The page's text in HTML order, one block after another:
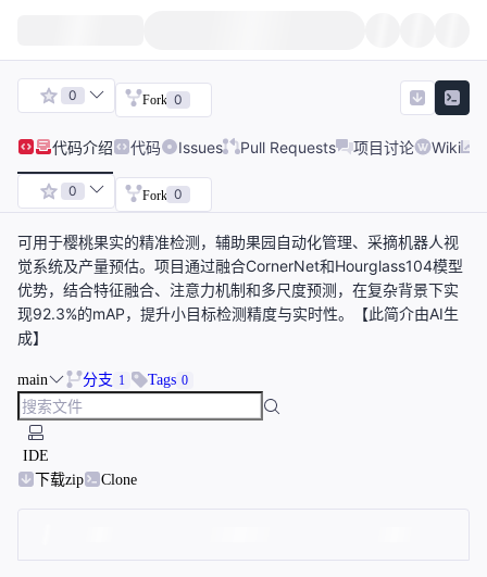
0 Fork 0
代码介绍 代码 Issues Pull Requests 项目讨论 Wiki
0 Fork 0
可用于樱桃果实的精准检测，辅助果园自动化管理、采摘机器人视
觉系统及产量预估。项目通过融合CornerNet和Hourglass104模型
优势，结合特征融合、注意力机制和多尺度预测，在复杂背景下实
现92.3%的mAP，提升小目标检测精度与实时性。【此简介由AI生
成】
main 分支 1 Tags 0
IDE
下载zip
Clone